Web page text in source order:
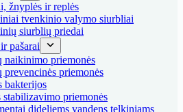
žnyplės ir replės
tvenkinio valymo siurbliai
siurblių priedai
pašarai
naikinimo priemonės
priemonės
bakterijos
stabilizavimo priemonės
dideliems vandens telkiniams